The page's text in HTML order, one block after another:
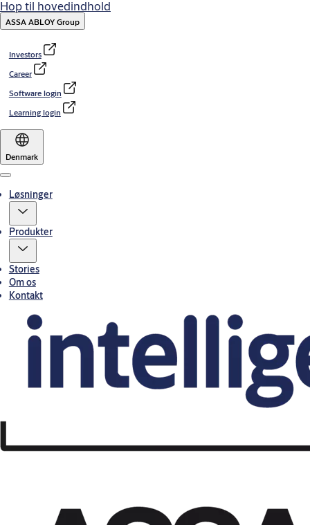
Hop til hovedindhold
ASSA ABLOY Group
Investors
Career
Software login
Learning login
Denmark
Menu
Løsninger
Produkter
Stories
Om os
Kontakt